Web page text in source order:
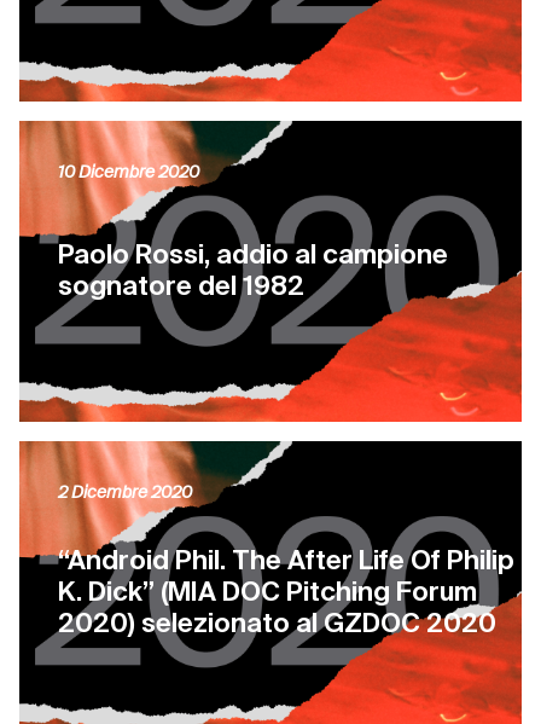
Paolo Rossi, addio al campione
sognatore del 1982
10 Dicembre 2020
“Android Phil. The After Life Of Philip
K. Dick” (MIA DOC Pitching Forum
2020) selezionato al GZDOC 2020
2 Dicembre 2020